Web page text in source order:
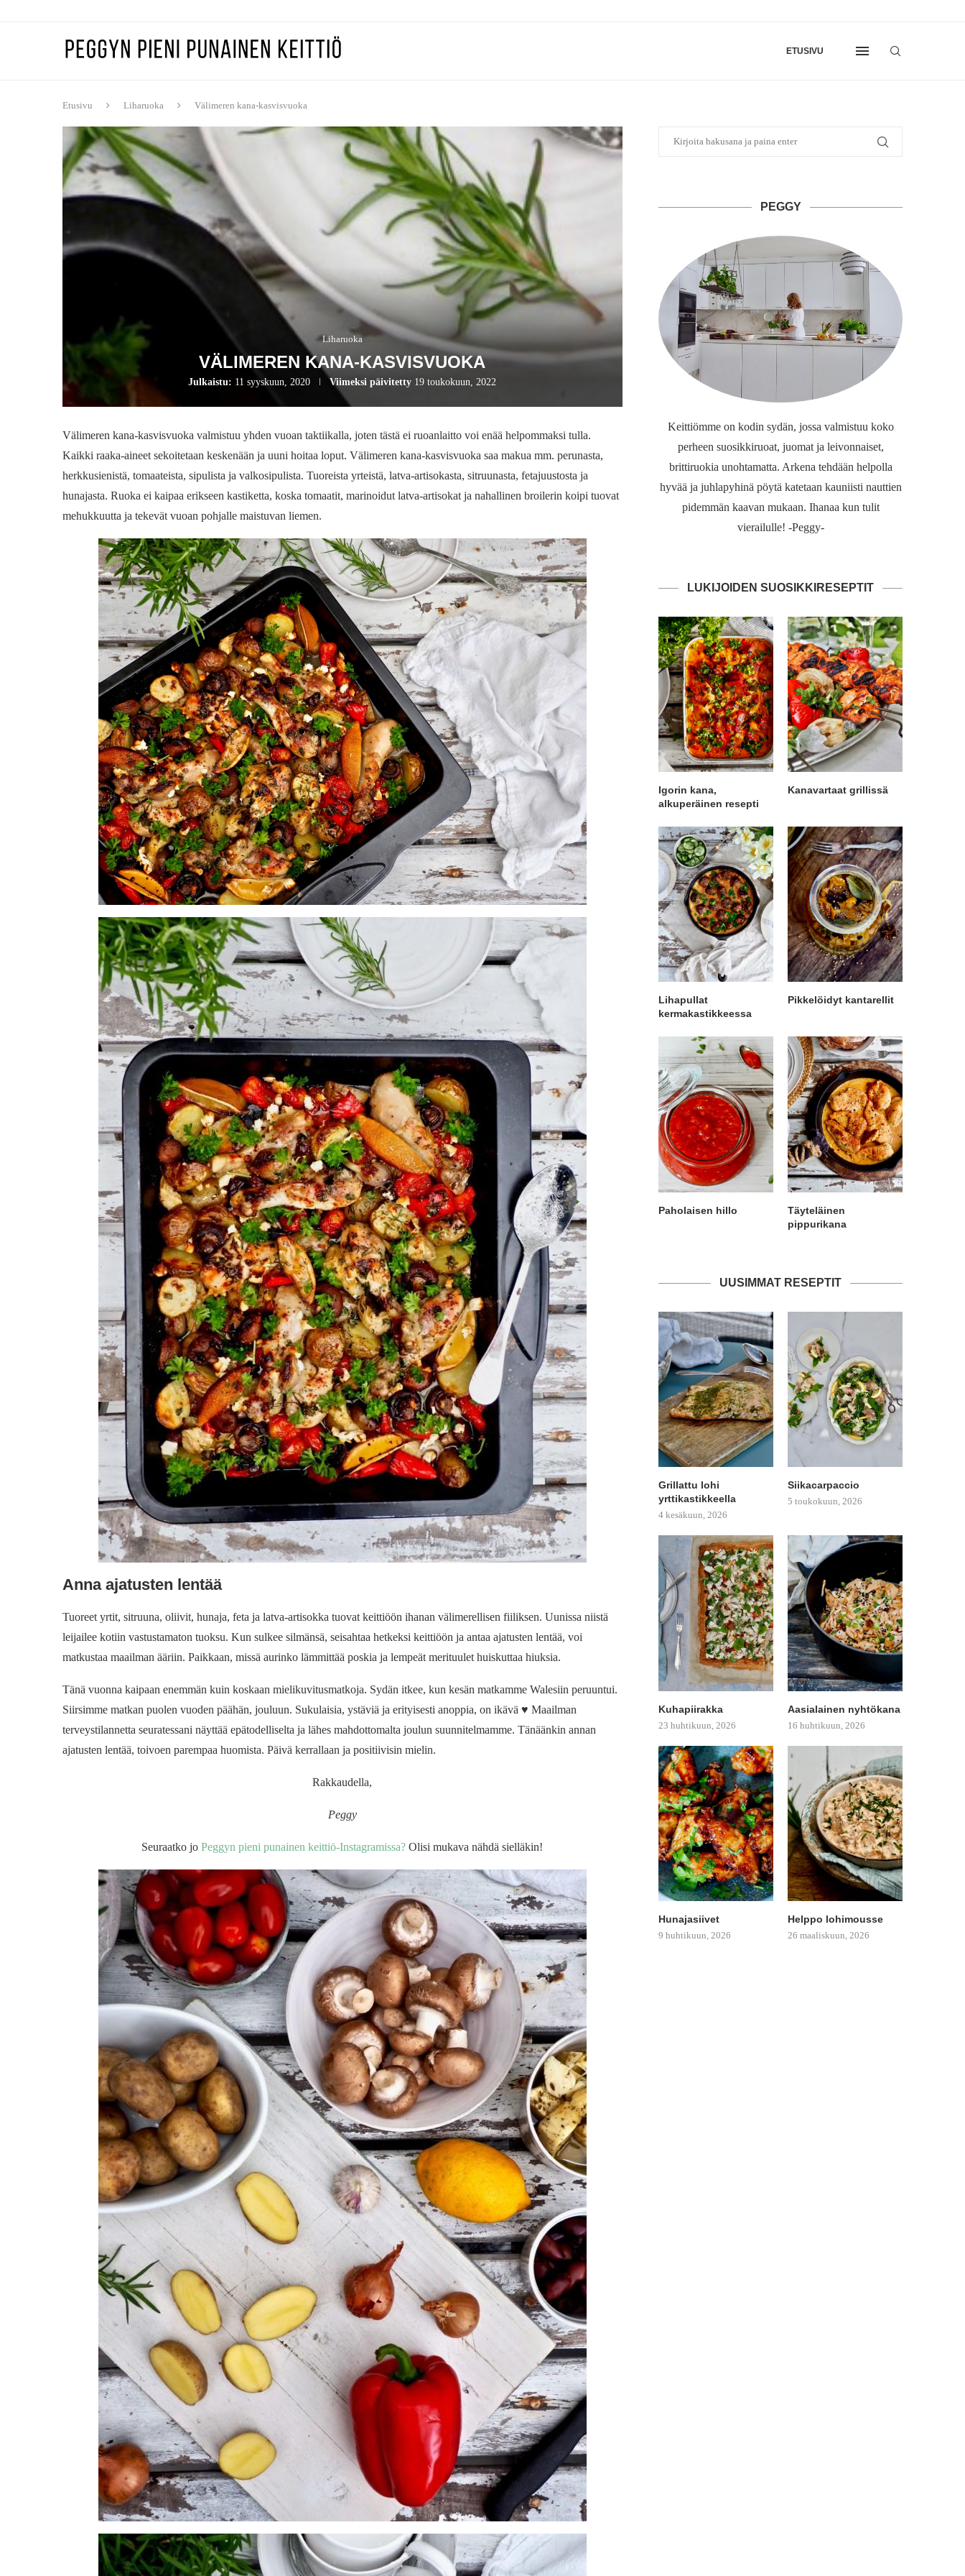
ETUSIVU
Etusivu Liharuoka Välimeren kana-kasvisvuoka
Liharuoka
VÄLIMEREN KANA-KASVISVUOKA
Julkaistu: 11 syyskuun, 2020 Viimeksi päivitetty 19 toukokuun, 2022
Välimeren kana-kasvisvuoka valmistuu yhden vuoan taktiikalla, joten tästä ei ruoanlaitto voi enää helpommaksi tulla.
Kaikki raaka-aineet sekoitetaan keskenään ja uuni hoitaa loput. Välimeren kana-kasvisvuoka saa makua mm. perunasta,
herkkusienistä, tomaateista, sipulista ja valkosipulista. Tuoreista yrteistä, latva-artisokasta, sitruunasta, fetajuustosta ja
hunajasta. Ruoka ei kaipaa erikseen kastiketta, koska tomaatit, marinoidut latva-artisokat ja nahallinen broilerin koipi tuovat
mehukkuutta ja tekevät vuoan pohjalle maistuvan liemen.
Anna ajatusten lentää
Tuoreet yrtit, sitruuna, oliivit, hunaja, feta ja latva-artisokka tuovat keittiöön ihanan välimerellisen fiiliksen. Uunissa niistä
leijailee kotiin vastustamaton tuoksu. Kun sulkee silmänsä, seisahtaa hetkeksi keittiöön ja antaa ajatusten lentää, voi
matkustaa maailman ääriin. Paikkaan, missä aurinko lämmittää poskia ja lempeät merituulet huiskuttaa hiuksia.
Tänä vuonna kaipaan enemmän kuin koskaan mielikuvitusmatkoja. Sydän itkee, kun kesän matkamme Walesiin peruuntui.
Siirsimme matkan puolen vuoden päähän, jouluun. Sukulaisia, ystäviä ja erityisesti anoppia, on ikävä ♥ Maailman
terveystilannetta seuratessani näyttää epätodelliselta ja lähes mahdottomalta joulun suunnitelmamme. Tänäänkin annan
ajatusten lentää, toivoen parempaa huomista. Päivä kerrallaan ja positiivisin mielin.
Rakkaudella,
Peggy
Seuraatko joPeggyn pieni punainen keittiö-Instagramissa?Olisi mukava nähdä sielläkin!
PEGGY
Keittiömme on kodin sydän, jossa valmistuu koko
perheen suosikkiruoat, juomat ja leivonnaiset,
brittiruokia unohtamatta. Arkena tehdään helpolla
hyvää ja juhlapyhinä pöytä katetaan kauniisti nauttien
pidemmän kaavan mukaan. Ihanaa kun tulit
vierailulle! -Peggy-
LUKIJOIDEN SUOSIKKIRESEPTIT
Igorin kana,
alkuperäinen resepti
Kanavartaat grillissä
Lihapullat
kermakastikkeessa
Pikkelöidyt kantarellit
Paholaisen hillo
Täyteläinen
pippurikana
UUSIMMAT RESEPTIT
Grillattu lohi
yrttikastikkeella
4 kesäkuun, 2026
Siikacarpaccio
5 toukokuun, 2026
Kuhapiirakka
23 huhtikuun, 2026
Aasialainen nyhtökana
16 huhtikuun, 2026
Hunajasiivet
9 huhtikuun, 2026
Helppo lohimousse
26 maaliskuun, 2026